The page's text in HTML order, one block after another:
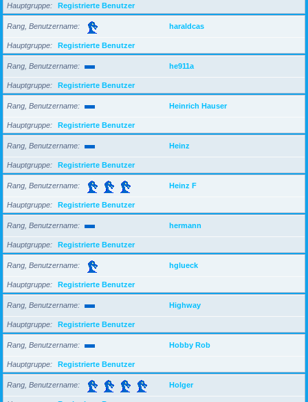
Hauptgruppe Registrierte Benutzer
Rang, Benutzername haraldcas
Hauptgruppe Registrierte Benutzer
Rang, Benutzername he911a
Hauptgruppe Registrierte Benutzer
Rang, Benutzername Heinrich Hauser
Hauptgruppe Registrierte Benutzer
Rang, Benutzername Heinz
Hauptgruppe Registrierte Benutzer
Rang, Benutzername Heinz F
Hauptgruppe Registrierte Benutzer
Rang, Benutzername hermann
Hauptgruppe Registrierte Benutzer
Rang, Benutzername hglueck
Hauptgruppe Registrierte Benutzer
Rang, Benutzername Highway
Hauptgruppe Registrierte Benutzer
Rang, Benutzername Hobby Rob
Hauptgruppe Registrierte Benutzer
Rang, Benutzername Holger